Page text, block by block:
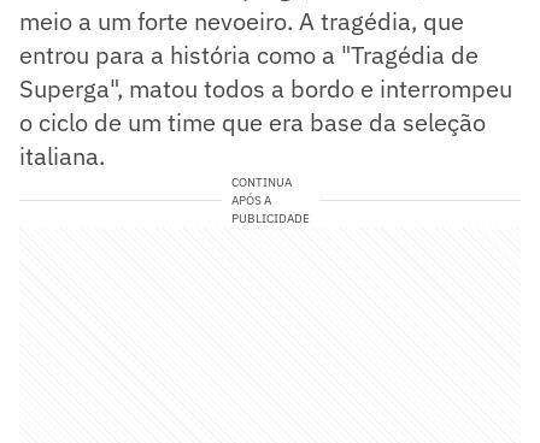
meio a um forte nevoeiro. A tragédia, que
entrou para a história como a "Tragédia de
Superga", matou todos a bordo e interrompeu
o ciclo de um time que era base da seleção
italiana.
CONTINUA
APÓS A
PUBLICIDADE